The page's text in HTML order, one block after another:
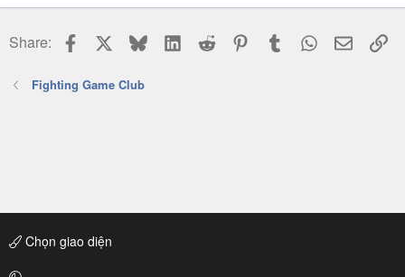
Share: Facebook BlueskyLinkedIn
Reddit PinterestTumblr WhatsApp
Email
Fighting Game Club
Chọn giao diện